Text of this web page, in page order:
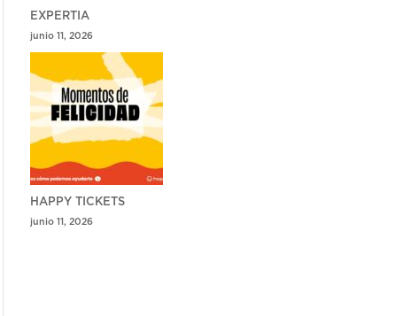
EXPERTIA
junio 11, 2026
HAPPY TICKETS
junio 11, 2026